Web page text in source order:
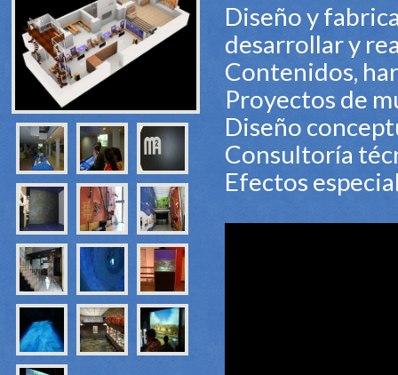
Diseño y
desarrollar y
Contenidos,
Proyectos de
Diseño
Consultoría
Efectos